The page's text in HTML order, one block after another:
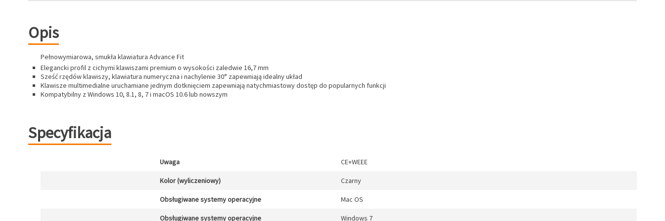
Opis
Pełnowymiarowa, smukła klawiatura Advance Fit
Elegancki profil z cichymi klawiszami premium o wysokości zaledwie 16,7 mm
Sześć rzędów klawiszy, klawiatura numeryczna i nachylenie 30° zapewniają idealny układ
Klawisze multimedialne uruchamiane jednym dotknięciem zapewniają natychmiastowy dostęp do popularnych funkcji
Kompatybilny z Windows 10, 8.1, 8, 7 i macOS 10.6 lub nowszym
Specyfikacja
Uwaga CE+WEEE
Kolor (wyliczeniowy) Czarny
Obsługiwane systemy operacyjne Mac OS
Obsługiwane systemy operacyjne Windows 7